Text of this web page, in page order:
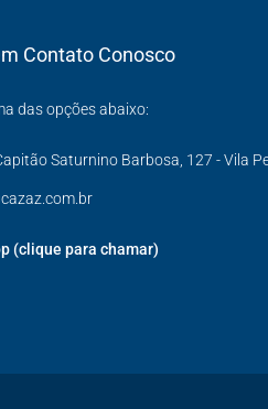
Contato Conosco
das opções abaixo:
Saturnino Barbosa, 127 - Vila
(clique para chamar)